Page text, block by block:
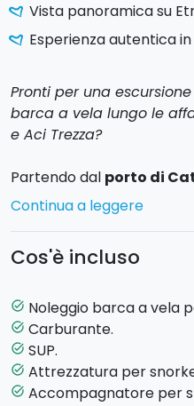
Vista panoramica su
Esperienza autentica
Pronti per una
barca a vela lungo le
e Aci Trezza?
Partendo dal porto di
scogliera di roccia
pressi della Grotta di
antichevedette arabe,
in pietra lavica lungo la
da vicino i
Castello, con il vulcano
tutto da una
Continua a leggere
Cos'è incluso
task_alt Noleggio barca a vela
task_alt Carburante.
task_alt SUP.
task_alt Attrezzatura per
task_alt Accompagnatore per